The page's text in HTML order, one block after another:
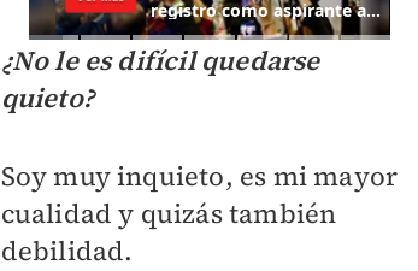
¿No le es difícil quedarse
quieto?
Soy muy inquieto, es mi mayor
cualidad y quizás también
debilidad.